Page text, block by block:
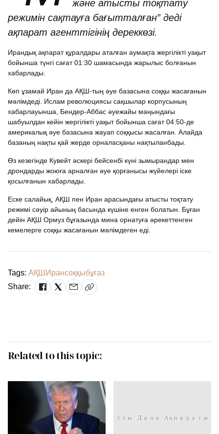
және атысты тоқтату
режимін сақтауға бағытталған” деді
ақпарат агенттігінің дереккөзі.
Ирандық ақпарат құралдары аталған аумақта жергілікті уақыт
бойынша түнгі сағат 01:30 шамасында жарылыс болғанын
хабарлады.
Көп ұзамай Иран да АҚШ-тың әуе базасына соққы жасағанын
мәлімдеді. Ислам революциясы сақшылар корпусының
хабарлауынша, Бендер-Аббас әуежайы маңындағы
шабуылдан кейін жергілікті уақыт бойынша сағат 04:50-де
америкалық әуе базасына жауап соққысы жасалған. Алайда
базаның нақты қай жерде орналасқаны нақтыланбады.
Өз кезегінде Кувейт әскері бейсенбі күні зымырандар мен
дрондарды жоюға арналған әуе қорғанысы жүйелері іске
қосылғанын хабарлады.
Еске салайық, АҚШ пен Иран арасындағы атысты тоқтату
режимі сәуір айының басында күшіне енген болатын. Бұған
дейін АҚШ Ормуз бұғазында мина орнатуға әрекеттенген
кемелерге соққы жасағанын мәлімдеген еді.
Tags: АҚШ Ирансоққыбұғаз
Share:
Related to this topic: